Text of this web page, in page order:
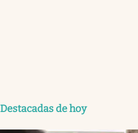
Destacadas de hoy